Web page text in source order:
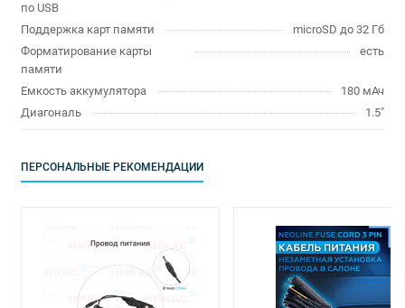
по USB
Поддержка карт памяти
microSD до 32 Гб
Форматирование карты
памяти
есть
Емкость аккумулятора
180 мАч
Диагональ
1.5"
ПЕРСОНАЛЬНЫЕ РЕКОМЕНДАЦИИ